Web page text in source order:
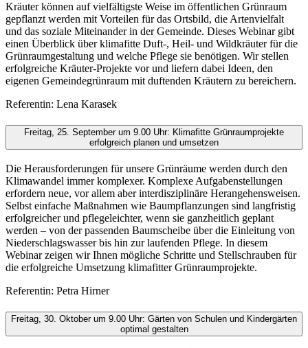
Kräuter können auf vielfältigste Weise im öffentlichen Grünraum
gepflanzt werden mit Vorteilen für das Ortsbild, die Artenvielfalt
und das soziale Miteinander in der Gemeinde. Dieses Webinar gibt
einen Überblick über klimafitte Duft-, Heil- und Wildkräuter für die
Grünraumgestaltung und welche Pflege sie benötigen. Wir stellen
erfolgreiche Kräuter-Projekte vor und liefern dabei Ideen, den
eigenen Gemeindegrünraum mit duftenden Kräutern zu bereichern.
Referentin: Lena Karasek
Freitag, 25. September um 9.00 Uhr: Klimafitte Grünraumprojekte
erfolgreich planen und umsetzen
Die Herausforderungen für unsere Grünräume werden durch den
Klimawandel immer komplexer. Komplexe Aufgabenstellungen
erfordern neue, vor allem aber interdisziplinäre Herangehensweisen.
Selbst einfache Maßnahmen wie Baumpflanzungen sind langfristig
erfolgreicher und pflegeleichter, wenn sie ganzheitlich geplant
werden – von der passenden Baumscheibe über die Einleitung von
Niederschlagswasser bis hin zur laufenden Pflege. In diesem
Webinar zeigen wir Ihnen mögliche Schritte und Stellschrauben für
die erfolgreiche Umsetzung klimafitter Grünraumprojekte.
Referentin: Petra Hirner
Freitag, 30. Oktober um 9.00 Uhr: Gärten von Schulen und Kindergärten
optimal gestalten